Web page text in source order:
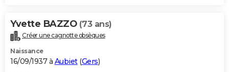
Yvette BAZZO (73 ans)
Créer une cagnotte obsèques
Naissance
16/09/1937 à Aubiet(Gers)